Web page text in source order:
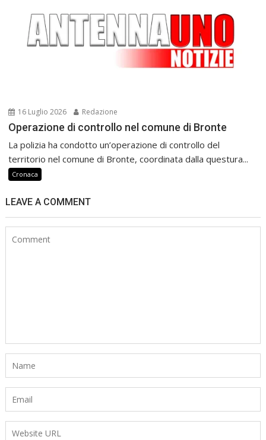
16 Luglio 2026 Redazione
Operazione di controllo nel comune di Bronte
La polizia ha condotto un’operazione di controllo del
territorio nel comune di Bronte, coordinata dalla questura...
Cronaca
LEAVE A COMMENT